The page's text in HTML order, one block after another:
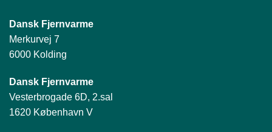
Dansk Fjernvarme
Merkurvej 7
6000 Kolding
Dansk Fjernvarme
Vesterbrogade 6D, 2.sal
1620 København V